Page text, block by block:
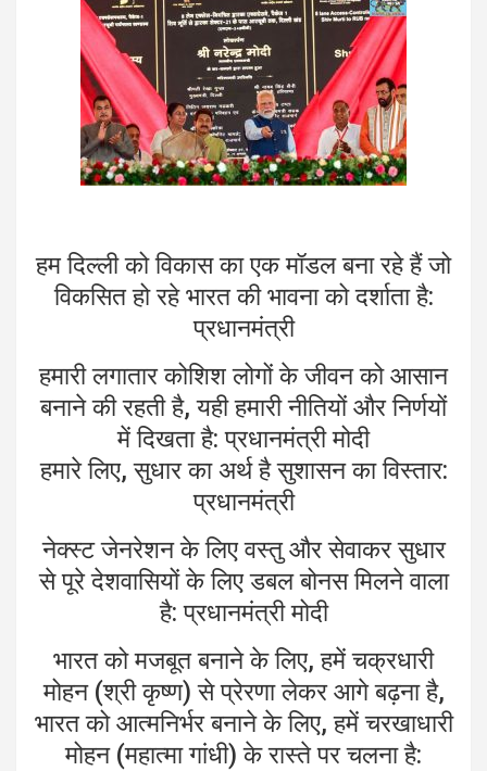
हम दिल्ली को विकास का एक मॉडल बना रहे हैं जो
विकसित हो रहे भारत की भावना को दर्शाता है:
प्रधानमंत्री
हमारी लगातार कोशिश लोगों के जीवन को आसान
बनाने की रहती है, यही हमारी नीतियों और निर्णयों
में दिखता है: प्रधानमंत्री मोदी
हमारे लिए, सुधार का अर्थ है सुशासन का विस्तार:
प्रधानमंत्री
नेक्स्ट जेनरेशन के लिए वस्तु और सेवाकर सुधार
से पूरे देशवासियों के लिए डबल बोनस मिलने वाला
है: प्रधानमंत्री मोदी
भारत को मजबूत बनाने के लिए, हमें चक्रधारी
मोहन (श्री कृष्ण) से प्रेरणा लेकर आगे बढ़ना है,
भारत को आत्मनिर्भर बनाने के लिए, हमें चरखाधारी
मोहन (महात्मा गांधी) के रास्ते पर चलना है: